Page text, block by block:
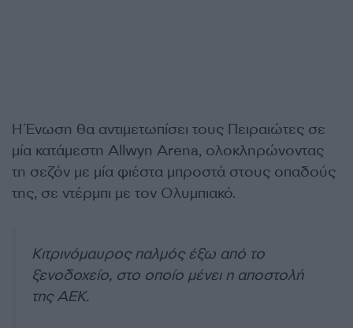
Η Ένωση θα αντιμετωπίσει τους Πειραιώτες σε
μία κατάμεστη Allwyn Arena, ολοκληρώνοντας
τη σεζόν με μία φιέστα μπροστά στους οπαδούς
της, σε ντέρμπι με τον Ολυμπιακό.
Κιτρινόμαυρος παλμός έξω από το
ξενοδοχείο, στο οποίο μένει η αποστολή
της ΑΕΚ.